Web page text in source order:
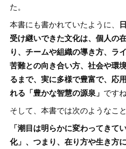
た。
本書にも書かれていたように、
受け継いできた文化は、個人の
り、チームや組織の導き方、ラ
苦難との向き合い方、社会や環
るまで、実に多様で豊富で、応
れる「豊かな智慧の源泉」 ですね
そして、本書では次のようなこ
「潮目は明らかに変わってきて
化」、つまり、在り方や生き方